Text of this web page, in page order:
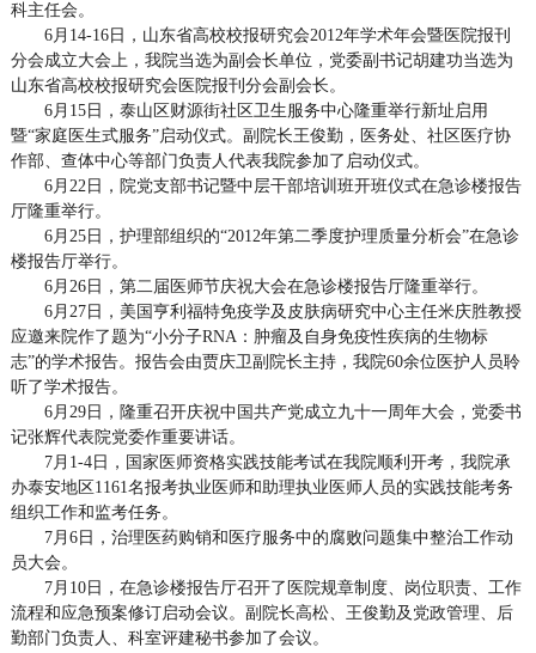
科主任会。
6月14-16日，山东省高校校报研究会2012年学术年会暨医院报刊
分会成立大会上，我院当选为副会长单位，党委副书记胡建功当选为
山东省高校校报研究会医院报刊分会副会长。
6月15日，泰山区财源街社区卫生服务中心隆重举行新址启用
暨“家庭医生式服务”启动仪式。副院长王俊勤，医务处、社区医疗协
作部、查体中心等部门负责人代表我院参加了启动仪式。
6月22日，院党支部书记暨中层干部培训班开班仪式在急诊楼报告
厅隆重举行。
6月25日，护理部组织的“2012年第二季度护理质量分析会”在急诊
楼报告厅举行。
6月26日，第二届医师节庆祝大会在急诊楼报告厅隆重举行。
6月27日，美国亨利福特免疫学及皮肤病研究中心主任米庆胜教授
应邀来院作了题为“小分子RNA：肿瘤及自身免疫性疾病的生物标
志”的学术报告。报告会由贾庆卫副院长主持，我院60余位医护人员聆
听了学术报告。
6月29日，隆重召开庆祝中国共产党成立九十一周年大会，党委书
记张辉代表院党委作重要讲话。
7月1-4日，国家医师资格实践技能考试在我院顺利开考，我院承
办泰安地区1161名报考执业医师和助理执业医师人员的实践技能考务
组织工作和监考任务。
7月6日，治理医药购销和医疗服务中的腐败问题集中整治工作动
员大会。
7月10日，在急诊楼报告厅召开了医院规章制度、岗位职责、工作
流程和应急预案修订启动会议。副院长高松、王俊勤及党政管理、后
勤部门负责人、科室评建秘书参加了会议。